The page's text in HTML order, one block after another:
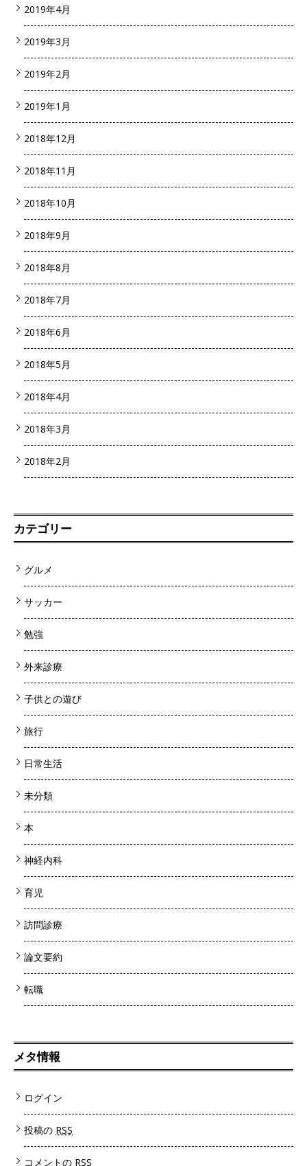
2019年4月
2019年3月
2019年2月
2019年1月
2018年12月
2018年11月
2018年10月
2018年9月
2018年8月
2018年7月
2018年6月
2018年5月
2018年4月
2018年3月
2018年2月
カテゴリー
グルメ
サッカー
勉強
外来診療
子供との遊び
旅行
日常生活
未分類
本
神経内科
育児
訪問診療
論文要約
転職
メタ情報
ログイン
投稿の RSS
コメントの RSS